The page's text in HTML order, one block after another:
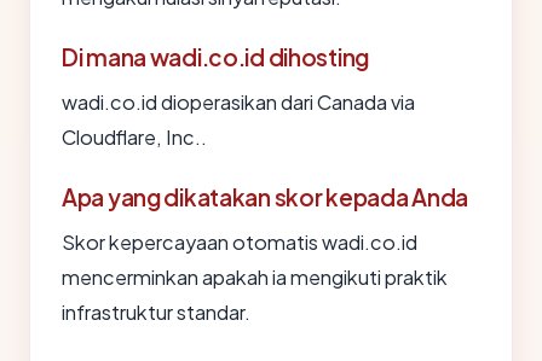
Di mana wadi.co.id dihosting
wadi.co.id dioperasikan dari Canada via
Cloudflare, Inc..
Apa yang dikatakan skor kepada Anda
Skor kepercayaan otomatis wadi.co.id
mencerminkan apakah ia mengikuti praktik
infrastruktur standar.